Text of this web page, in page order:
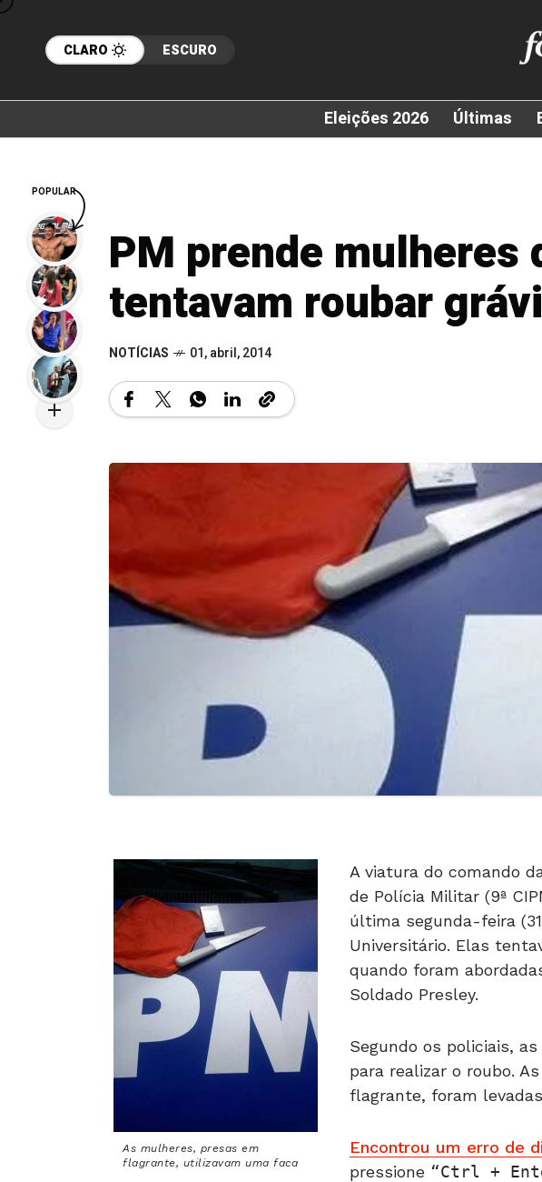
CLARO ESCURO
Eleições 2026 Últimas
PM prende mulheres
tentavam roubar
NOTÍCIAS 01, abril, 2014
As mulheres, presas em
flagrante, utilizavam uma faca
A viatura do comando
de Polícia Militar (9ª
última segunda-feira
Universitário. Elas
quando foram
Soldado Presley.
Segundo os policiais,
para realizar o roubo.
flagrante, foram levadas
Encontrou um erro de
pressione
Ctrl +
POPULAR